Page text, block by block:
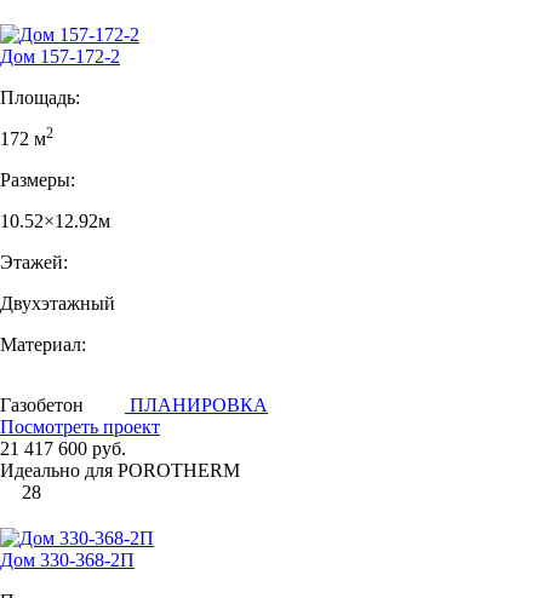
Дом 157-172-2
Площадь:
172 м2
Размеры:
10.52×12.92м
Этажей:
Двухэтажный
Материал:
Газобетон
ПЛАНИРОВКА
Посмотреть проект
21 417 600 руб.
Идеально для POROTHERM
28
Дом 330-368-2П